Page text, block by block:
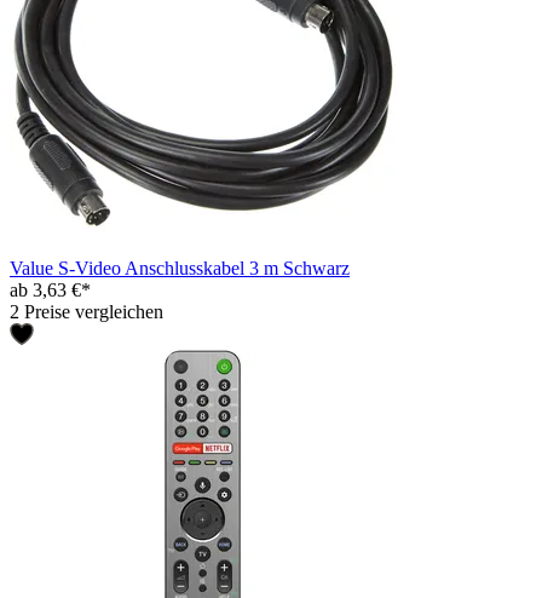
Value S-Video Anschlusskabel 3 m Schwarz
ab 3,63 €*
2 Preise vergleichen